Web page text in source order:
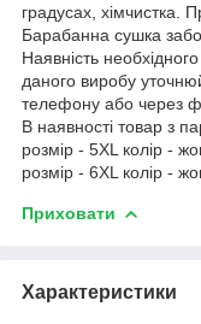
градусах, хімчистка.
Барабанна сушка
Наявність
даного виробу
телефону або через
В наявності товар з
розмір - 5XL колір -
розмір - 6XL колір -
Приховати
Характеристики